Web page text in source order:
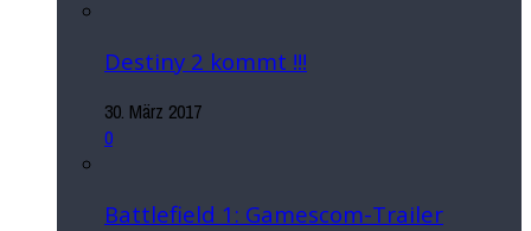
Destiny 2 kommt !!!
30. März 2017
0
Battlefield 1: Gamescom-Trailer